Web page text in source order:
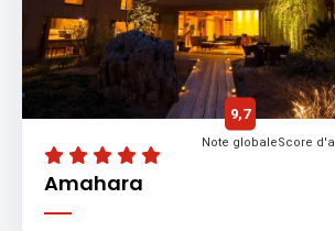
Amahara
9,7
Note globaleScore